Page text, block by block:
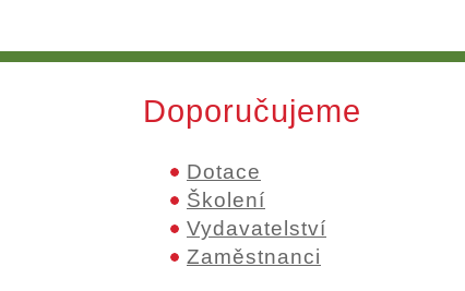
Doporučujeme
Dotace
Školení
Vydavatelství
Zaměstnanci